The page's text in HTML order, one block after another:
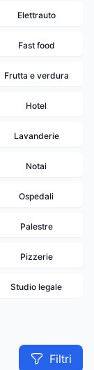
Elettrauto
Fast food
Frutta e verdura
Hotel
Lavanderie
Notai
Ospedali
Palestre
Pizzerie
Studio legale
Filtri